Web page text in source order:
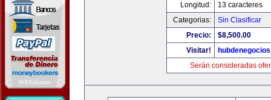
Longitud:
13 caracteres
Categorias:
Sin Clasificar
Precio:
$8,500.00
Visitar!
Serán consideradas